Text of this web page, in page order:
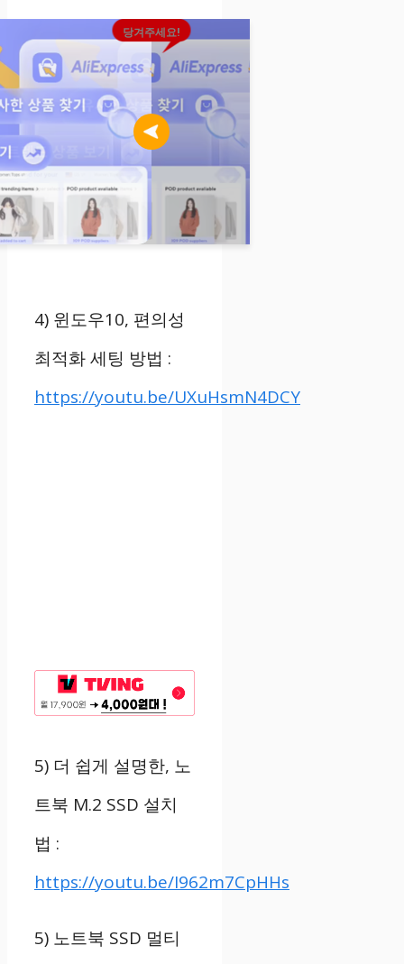
당겨주세요!
4) 윈도우10, 편의성
최적화 세팅 방법 :
https://youtu.be/UXuHsmN4DCY
5) 더 쉽게 설명한, 노
트북 M.2 SSD 설치
법 :
https://youtu.be/I962m7CpHHs
5) 노트북 SSD 멀티